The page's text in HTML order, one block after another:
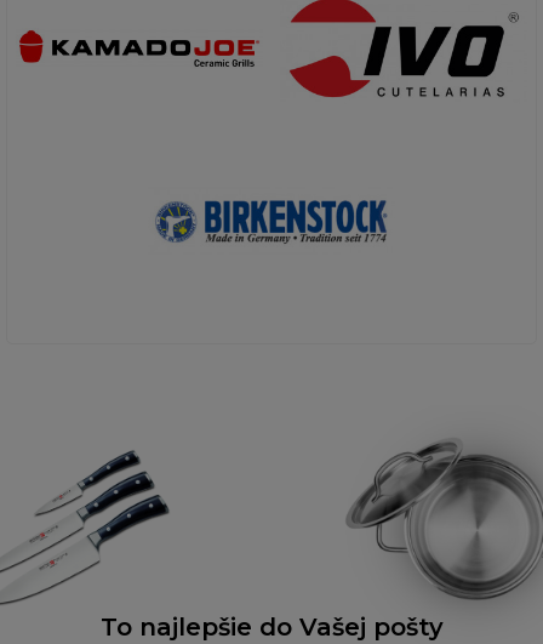
To najlepšie do Vašej pošty